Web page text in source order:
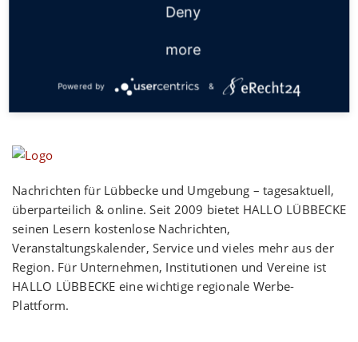
Nachrichten für Lübbecke und Umgebung – tagesaktuell,
überparteilich & online. Seit 2009 bietet HALLO LÜBBECKE
seinen Lesern kostenlose Nachrichten,
Veranstaltungskalender, Service und vieles mehr aus der
Region. Für Unternehmen, Institutionen und Vereine ist
HALLO LÜBBECKE eine wichtige regionale Werbe-
Plattform.
Deny
more
Powered by &